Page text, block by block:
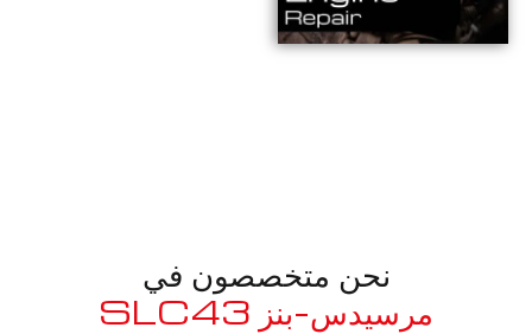
نحن متخصصون في
مرسيدس-بنز SLC43